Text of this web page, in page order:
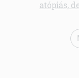
atópiás,